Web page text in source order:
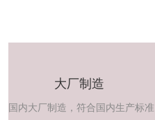
大厂制造
国内大厂制造，符合国内生产标准